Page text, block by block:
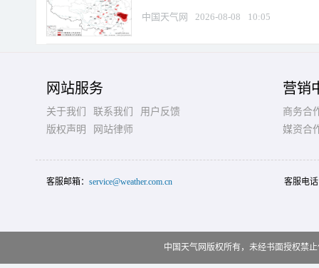
中国天气网 2026-08-08 10:05
网站服务
关于我们 联系我们
用户反馈
版权声明
网站律师
营销
商务合
媒资合
客服邮箱： service@weather.com.cn 客服电
中国天气网版权所有，未经书面授权